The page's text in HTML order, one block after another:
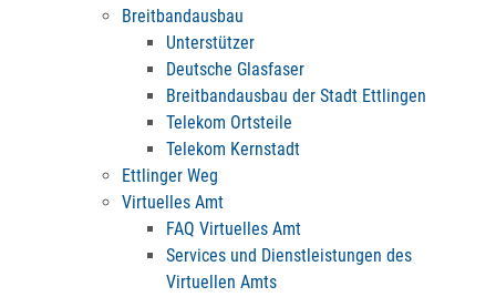
Breitbandausbau
Unterstützer
Deutsche Glasfaser
Breitbandausbau der Stadt Ettlingen
Telekom Ortsteile
Telekom Kernstadt
Ettlinger Weg
Virtuelles Amt
FAQ Virtuelles Amt
Services und Dienstleistungen des
Virtuellen Amts